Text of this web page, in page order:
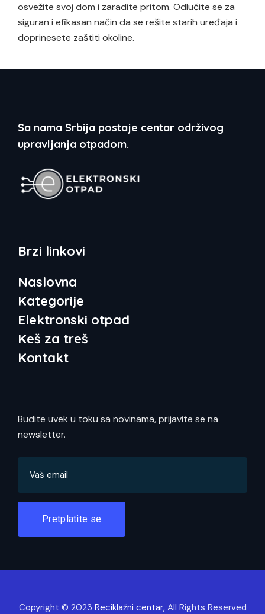
osvežite svoj dom i zaradite pritom. Odlučite se za
siguran i efikasan način da se rešite starih uređaja i
doprinesete zaštiti okoline.
Sa nama Srbija postaje centar održivog
upravljanja otpadom.
Brzi linkovi
Naslovna
Kategorije
Elektronski otpad
Keš za treš
Kontakt
Budite uvek u toku sa novinama, prijavite se na
newsletter.
Pretplatite se
Copyright © 2023 Reciklažni centar, All Rights Reserved